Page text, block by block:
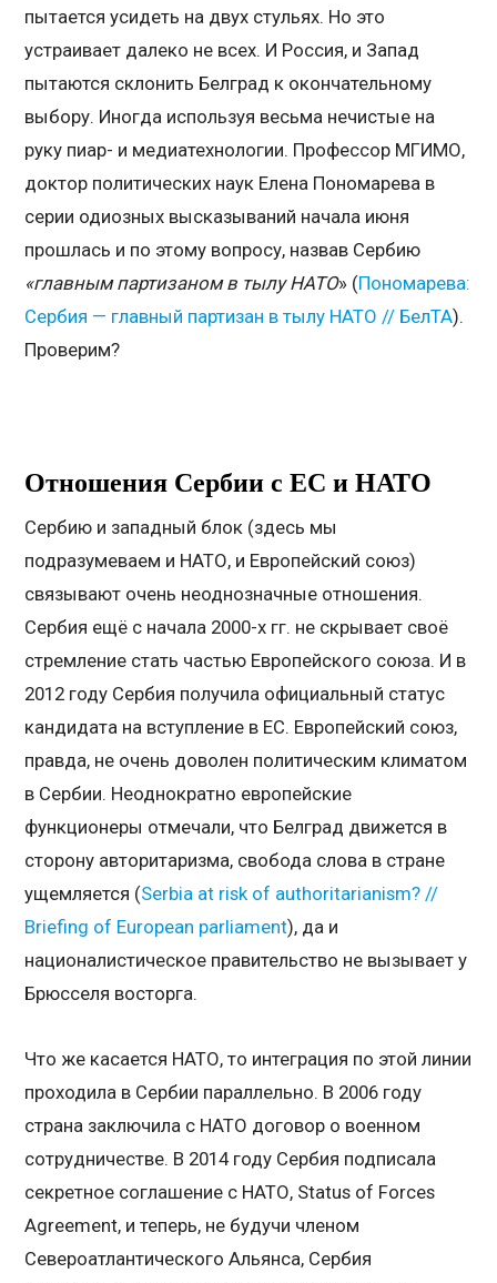
пытается усидеть на двух стульях. Но это
устраивает далеко не всех. И Россия, и Запад
пытаются склонить Белград к окончательному
выбору. Иногда используя весьма нечистые на
руку пиар- и медиатехнологии. Профессор МГИМО,
доктор политических наук Елена Пономарева в
серии одиозных высказываний начала июня
прошлась и по этому вопросу, назвав Сербию
«главным партизаном в тылу НАТО» (Пономарева:
Сербия — главный партизан в тылу НАТО // БелТА).
Проверим?
Отношения Сербии с ЕС и НАТО
Сербию и западный блок (здесь мы
подразумеваем и НАТО, и Европейский союз)
связывают очень неоднозначные отношения.
Сербия ещё с начала 2000-х гг. не скрывает своё
стремление стать частью Европейского союза. И в
2012 году Сербия получила официальный статус
кандидата на вступление в ЕС. Европейский союз,
правда, не очень доволен политическим климатом
в Сербии. Неоднократно европейские
функционеры отмечали, что Белград движется в
сторону авторитаризма, свобода слова в стране
ущемляется (Serbia at risk of authoritarianism? //
Briefing of European parliament), да и
националистическое правительство не вызывает у
Брюсселя восторга.
Что же касается НАТО, то интеграция по этой линии
проходила в Сербии параллельно. В 2006 году
страна заключила с НАТО договор о военном
сотрудничестве. В 2014 году Сербия подписала
секретное соглашение с НАТО, Status of Forces
Agreement, и теперь, не будучи членом
Североатлантического Альянса, Сербия